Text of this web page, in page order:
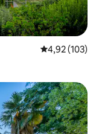
Gemiddelde
4,92 (103)